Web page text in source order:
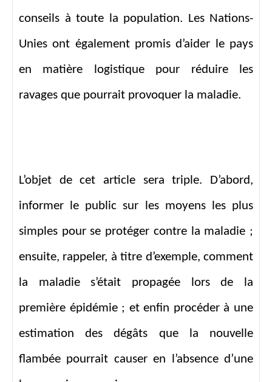
conseils à toute la population. Les Nations-
Unies ont également promis d’aider le pays
en matière logistique pour réduire les
ravages que pourrait provoquer la maladie.
L’objet de cet article sera triple. D’abord,
informer le public sur les moyens les plus
simples pour se protéger contre la maladie ;
ensuite, rappeler, à titre d’exemple, comment
la maladie s’était propagée lors de la
première épidémie ; et enfin procéder à une
estimation des dégâts que la nouvelle
flambée pourrait causer en l’absence d’une